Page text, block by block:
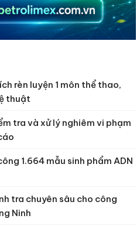
rèn luyện 1 môn thể thao,
thuật
tra và xử lý nghiêm vi phạm
1.664 mẫu sinh phẩm ADN
tra chuyên sâu cho công
Ninh